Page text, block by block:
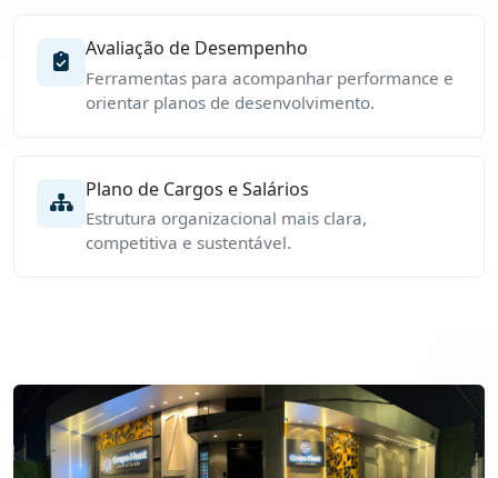
Avaliação de Desempenho
Ferramentas para acompanhar performance e
orientar planos de desenvolvimento.
Plano de Cargos e Salários
Estrutura organizacional mais clara,
competitiva e sustentável.